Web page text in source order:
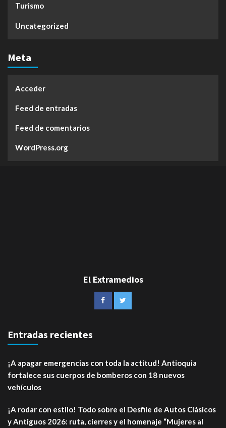
Turismo
Uncategorized
Meta
Acceder
Feed de entradas
Feed de comentarios
WordPress.org
El Extramedios
Entradas recientes
¡A apagar emergencias con toda la actitud! Antioquia
fortalece sus cuerpos de bomberos con 18 nuevos
vehículos
¡A rodar con estilo! Todo sobre el Desfile de Autos Clásicos
y Antiguos 2026: ruta, cierres y el homenaje “Mujeres al